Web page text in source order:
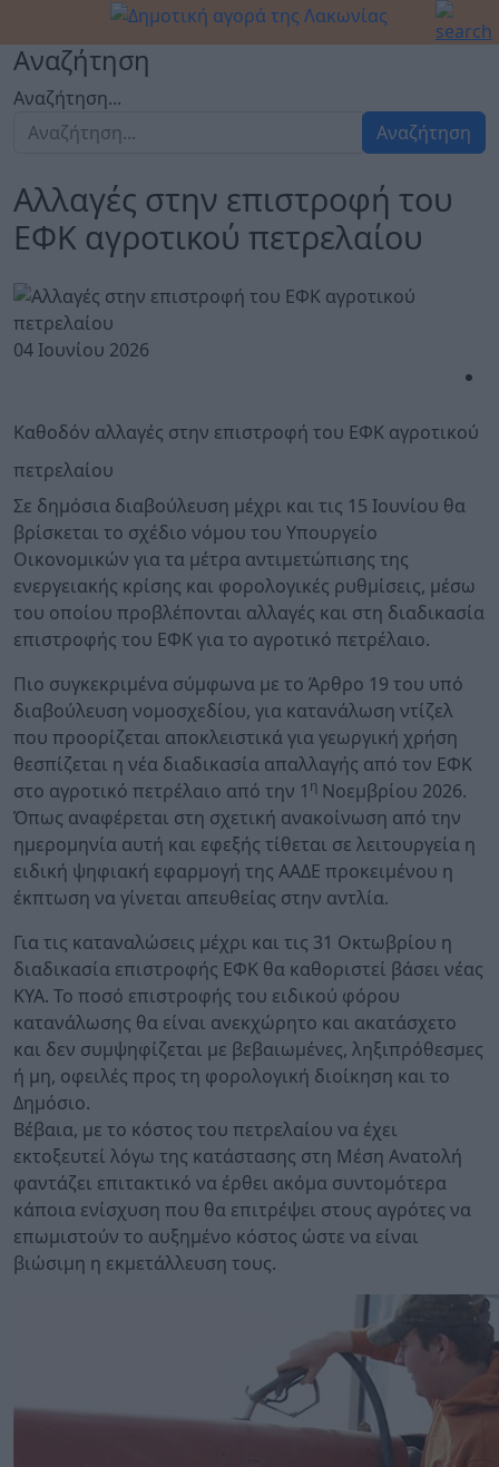
Αναζήτηση
Αναζήτηση...
Αναζήτηση
Αλλαγές στην επιστροφή του
ΕΦΚ αγροτικού πετρελαίου
04 Ιουνίου 2026
Καθοδόν αλλαγές στην επιστροφή του ΕΦΚ αγροτικού
πετρελαίου
Σε δημόσια διαβούλευση μέχρι και τις 15 Ιουνίου θα
βρίσκεται το σχέδιο νόμου του Υπουργείο
Οικονομικών για τα μέτρα αντιμετώπισης της
ενεργειακής κρίσης και φορολογικές ρυθμίσεις, μέσω
του οποίου προβλέπονται αλλαγές και στη διαδικασία
επιστροφής του ΕΦΚ για το αγροτικό πετρέλαιο.
Πιο συγκεκριμένα σύμφωνα με το Άρθρο 19 του υπό
διαβούλευση νομοσχεδίου, για κατανάλωση ντίζελ
που προορίζεται αποκλειστικά για γεωργική χρήση
θεσπίζεται η νέα διαδικασία απαλλαγής από τον ΕΦΚ
στο αγροτικό πετρέλαιο από την 1 η Νοεμβρίου 2026.
Όπως αναφέρεται στη σχετική ανακοίνωση από την
ημερομηνία αυτή και εφεξής τίθεται σε λειτουργεία η
ειδική ψηφιακή εφαρμογή της ΑΑΔΕ προκειμένου η
έκπτωση να γίνεται απευθείας στην αντλία.
Για τις καταναλώσεις μέχρι και τις 31 Οκτωβρίου η
διαδικασία επιστροφής ΕΦΚ θα καθοριστεί βάσει νέας
ΚΥΑ. Το ποσό επιστροφής του ειδικού φόρου
κατανάλωσης θα είναι ανεκχώρητο και ακατάσχετο
και δεν συμψηφίζεται με βεβαιωμένες, ληξιπρόθεσμες
ή μη, οφειλές προς τη φορολογική διοίκηση και το
Δημόσιο.
Βέβαια, με το κόστος του πετρελαίου να έχει
εκτοξευτεί λόγω της κατάστασης στη Μέση Ανατολή
φαντάζει επιτακτικό να έρθει ακόμα συντομότερα
κάποια ενίσχυση που θα επιτρέψει στους αγρότες να
επωμιστούν το αυξημένο κόστος ώστε να είναι
βιώσιμη η εκμετάλλευση τους.